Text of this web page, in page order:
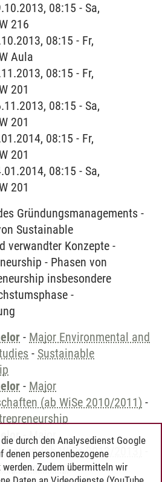
08:15 - Sa,
216
08:15 - Fr,
Aula
08:15 - Fr,
201
08:15 - Sa,
201
08:15 - Fr,
201
08:15 - Sa,
201
Gründungsmanagements -
Sustainable
verwandter Konzepte -
- Phasen von
insbesondere
-
- Major Environmental and
- Sustainable
- Major
(ab WiSe 2010/2011) -
-Major
(ab WiSe 2012/2013)
durch den Analysedienst Google
denen personenbezogene
Zudem übermitteln wir